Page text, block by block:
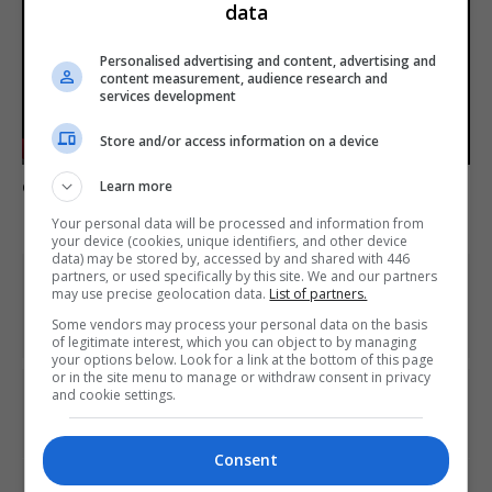
Play
-02:21
SettingsEnter
Play
Comente esta notícia no Fórum Outer Space
Share This
Spelunky 2 é anunciado para o PlayStation 4
NEXT ARTICLE
data
Personalised advertising and content, advertising and
content measurement, audience research and
services development
Store and/or access information on a device
Learn more
Your personal data will be processed and information from
your device (cookies, unique identifiers, and other device
data) may be stored by, accessed by and shared with 446
partners, or used specifically by this site. We and our partners
may use precise geolocation data. List of partners.
Some vendors may process your personal data on the basis
of legitimate interest, which you can object to by managing
your options below. Look for a link at the bottom of this page
or in the site menu to manage or withdraw consent in privacy
and cookie settings.
Consent